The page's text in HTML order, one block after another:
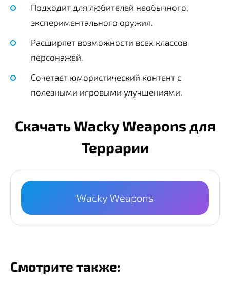
Подходит для любителей необычного,
экспериментального оружия.
Расширяет возможности всех классов
персонажей.
Сочетает юмористический контент с
полезными игровыми улучшениями.
Скачать Wacky Weapons для
Террарии
Wacky Weapons
Смотрите также: